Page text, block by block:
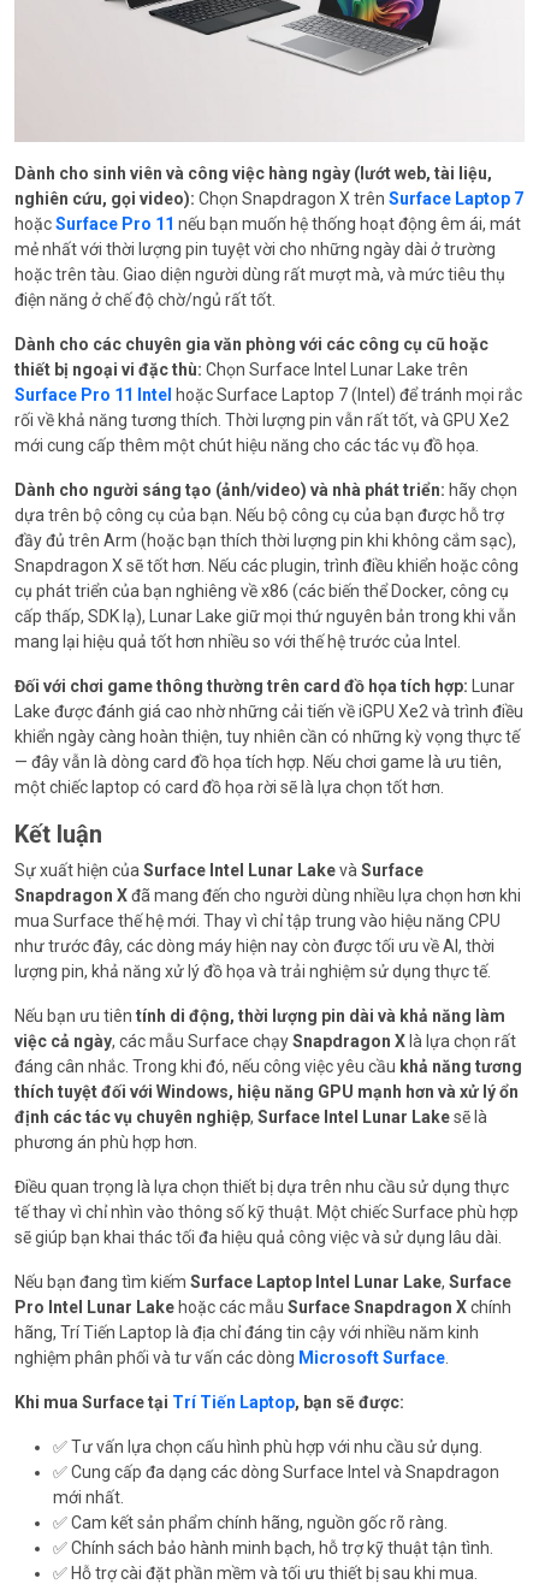
Dành cho sinh viên và công việc hàng ngày (lướt web, tài liệu,
nghiên cứu, gọi video): Chọn Snapdragon X trên Surface Laptop 7
hoặcSurface Pro 11 nếu bạn muốn hệ thống hoạt động êm ái, mát
mẻ nhất với thời lượng pin tuyệt vời cho những ngày dài ở trường
hoặc trên tàu. Giao diện người dùng rất mượt mà, và mức tiêu thụ
điện năng ở chế độ chờ/ngủ rất tốt.
Dành cho các chuyên gia văn phòng với các công cụ cũ hoặc
thiết bị ngoại vi đặc thù: Chọn Surface Intel Lunar Lake trên
Surface Pro 11 Intel hoặc Surface Laptop 7 (Intel) để tránh mọi rắc
rối về khả năng tương thích. Thời lượng pin vẫn rất tốt, và GPU Xe2
mới cung cấp thêm một chút hiệu năng cho các tác vụ đồ họa.
Dành cho người sáng tạo (ảnh/video) và nhà phát triển: hãy chọn
dựa trên bộ công cụ của bạn. Nếu bộ công cụ của bạn được hỗ trợ
đầy đủ trên Arm (hoặc bạn thích thời lượng pin khi không cắm sạc),
Snapdragon X sẽ tốt hơn. Nếu các plugin, trình điều khiển hoặc công
cụ phát triển của bạn nghiêng về x86 (các biến thể Docker, công cụ
cấp thấp, SDK lạ), Lunar Lake giữ mọi thứ nguyên bản trong khi vẫn
mang lại hiệu quả tốt hơn nhiều so với thế hệ trước của Intel.
Đối với chơi game thông thường trên card đồ họa tích hợp: Lunar
Lake được đánh giá cao nhờ những cải tiến về iGPU Xe2 và trình điều
khiển ngày càng hoàn thiện, tuy nhiên cần có những kỳ vọng thực tế
— đây vẫn là dòng card đồ họa tích hợp. Nếu chơi game là ưu tiên,
một chiếc laptop có card đồ họa rời sẽ là lựa chọn tốt hơn.
Kết luận
Sự xuất hiện của Surface Intel Lunar Lakevà Surface
Snapdragon Xđã mang đến cho người dùng nhiều lựa chọn hơn khi
mua Surface thế hệ mới. Thay vì chỉ tập trung vào hiệu năng CPU
như trước đây, các dòng máy hiện nay còn được tối ưu về AI, thời
lượng pin, khả năng xử lý đồ họa và trải nghiệm sử dụng thực tế.
Nếu bạn ưu tiên tính di động, thời lượng pin dài và khả năng làm
việc cả ngày, các mẫu Surface chạySnapdragon X là lựa chọn rất
đáng cân nhắc. Trong khi đó, nếu công việc yêu cầu khả năng tương
thích tuyệt đối với Windows, hiệu năng GPU mạnh hơn và xử lý ổn
định các tác vụ chuyên nghiệp, Surface Intel Lunar Lakesẽ là
phương án phù hợp hơn.
Điều quan trọng là lựa chọn thiết bị dựa trên nhu cầu sử dụng thực
tế thay vì chỉ nhìn vào thông số kỹ thuật. Một chiếc Surface phù hợp
sẽ giúp bạn khai thác tối đa hiệu quả công việc và sử dụng lâu dài.
Nếu bạn đang tìm kiếm Surface Laptop Intel Lunar Lake, Surface
Pro Intel Lunar Lake hoặc các mẫu Surface Snapdragon Xchính
hãng, Trí Tiến Laptop là địa chỉ đáng tin cậy với nhiều năm kinh
nghiệm phân phối và tư vấn các dòng Microsoft Surface
Khi mua Surface tại Trí Tiến Laptop, bạn sẽ được:
✅ Tư vấn lựa chọn cấu hình phù hợp với nhu cầu sử dụng.
✅ Cung cấp đa dạng các dòng Surface Intel và Snapdragon
mới nhất.
✅ Cam kết sản phẩm chính hãng, nguồn gốc rõ ràng.
✅ Chính sách bảo hành minh bạch, hỗ trợ kỹ thuật tận tình.
✅ Hỗ trợ cài đặt phần mềm và tối ưu thiết bị sau khi mua.